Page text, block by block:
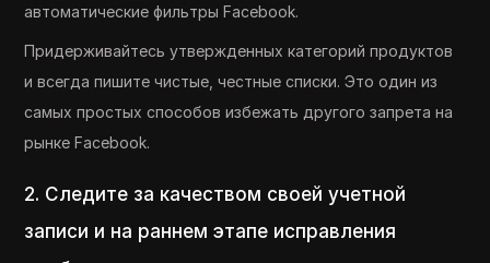
автоматические фильтры Facebook.
Придерживайтесь утвержденных категорий продуктов
и всегда пишите чистые, честные списки. Это один из
самых простых способов избежать другого запрета на
рынке Facebook.
2. Следите за качеством своей учетной
записи и на раннем этапе исправления